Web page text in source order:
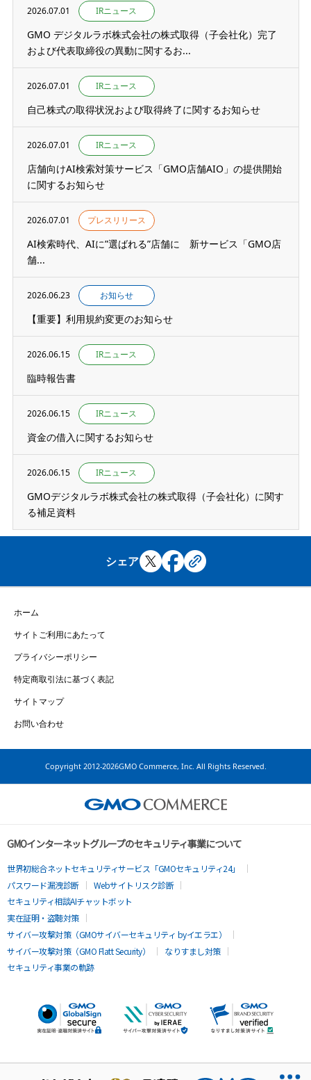
2026.07.01 IRニュース
GMO デジタルラボ株式会社の株式取得（子会社化）完了
および代表取締役の異動に関するお...
2026.07.01 IRニュース
自己株式の取得状況および取得終了に関するお知らせ
2026.07.01 IRニュース
店舗向けAI検索対策サービス「GMO店舗AIO」の提供開始
に関するお知らせ
2026.07.01 プレスリリース
AI検索時代、AIに”選ばれる”店舗に 新サービス「GMO店
舗...
2026.06.23 お知らせ
【重要】利用規約変更のお知らせ
2026.06.15 IRニュース
臨時報告書
2026.06.15 IRニュース
資金の借入に関するお知らせ
2026.06.15 IRニュース
GMOデジタルラボ株式会社の株式取得（子会社化）に関す
る補足資料
シェア
ホーム
サイトご利用にあたって
プライバシーポリシー
特定商取引法に基づく表記
サイトマップ
お問い合わせ
Copyright 2012-2026GMO Commerce, Inc. All Rights Reserved.
GMOインターネットグループのセキュリティ事業について
世界初総合ネットセキュリティサービス「GMOセキュリティ24」
パスワード漏洩診断
Webサイトリスク診断
セキュリティ相談AIチャットボット
実在証明・盗聴対策
サイバー攻撃対策（GMOサイバーセキュリティ byイエラエ）
サイバー攻撃対策（GMO Flatt Security）
なりすまし対策
セキュリティ事業の軌跡